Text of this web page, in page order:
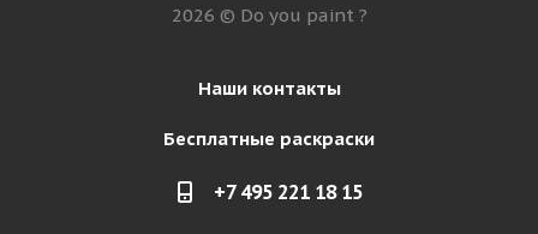
2026 © Do you paint ?
Наши контакты
Бесплатные раскраски
+7 495 221 18 15